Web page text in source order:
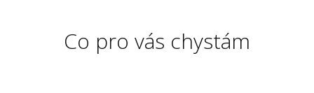
Co pro vás chystám